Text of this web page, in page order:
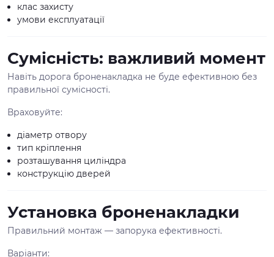
клас захисту
умови експлуатації
Сумісність: важливий момент
Навіть дорога броненакладка не буде ефективною без
правильної сумісності.
Враховуйте:
діаметр отвору
тип кріплення
розташування циліндра
конструкцію дверей
Установка броненакладки
Правильний монтаж — запорука ефективності.
Варіанти: